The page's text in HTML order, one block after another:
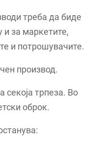
треба да биде
за маркетите,
и потрошувачите.
производ.
секоја трпеза. Во
оброк.